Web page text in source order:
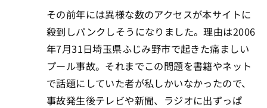
その前年には異様な数のアクセスが本サイトに
殺到しパンクしそうになりました。理由は2006
年7月31日埼玉県ふじみ野市で起きた痛ましい
プール事故。それまでこの問題を書籍やネット
で話題にしていた者が私しかいなかったので、
事故発生後テレビや新聞、ラジオに出ずっぱ